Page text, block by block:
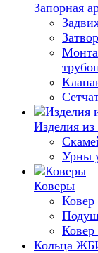
Запорная
Изделия из
Урны
Коверы
Ковер
Ковер
Кольца